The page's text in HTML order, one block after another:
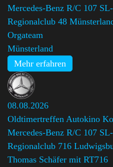
Mercedes-Benz R/C 107
Regionalclub 48
Orgateam
Münsterland
Mehr erfahren
08.08.2026
Oldtimertreffen Autokino
Mercedes-Benz R/C 107
Regionalclub 716
Thomas Schäfer mit RT716